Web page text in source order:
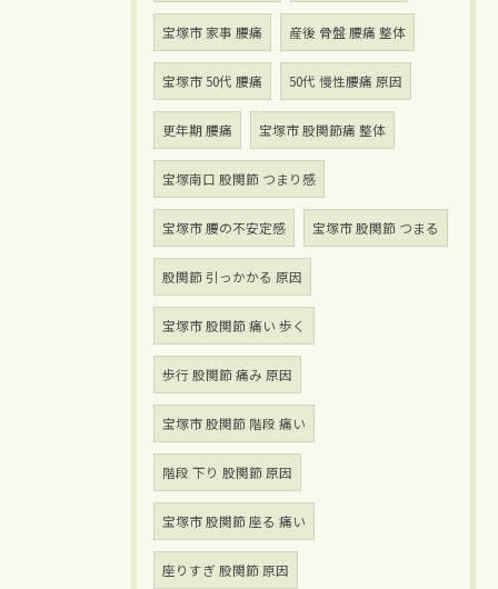
宝塚市 家事 腰痛 産後 骨盤 腰痛 整体
宝塚市 50代 腰痛 50代 慢性腰痛 原因
更年期 腰痛 宝塚市 股関節痛 整体
宝塚南口 股関節 つまり感
宝塚市 腰の不安定感 宝塚市 股関節 つまる
股関節 引っかかる 原因
宝塚市 股関節 痛い 歩く
歩行 股関節 痛み 原因
宝塚市 股関節 階段 痛い
階段 下り 股関節 原因
宝塚市 股関節 座る 痛い
座りすぎ 股関節 原因